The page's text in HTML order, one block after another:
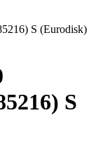
S (Eurodisk)
S